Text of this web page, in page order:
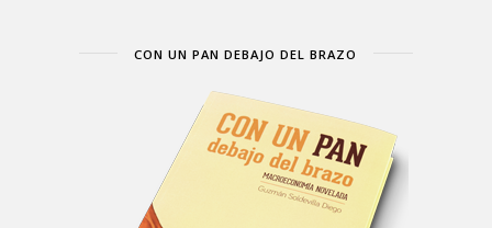
CON UN PAN DEBAJO DEL BRAZO